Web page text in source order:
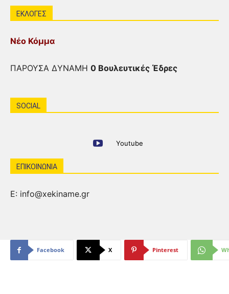
ΕΚΛΟΓΕΣ
Νέο Κόμμα
ΠΑΡΟΥΣΑ ΔΥΝΑΜΗ 0 Βουλευτικές Έδρες
SOCIAL
Youtube
ΕΠΙΚΟΙΝΩΝΙΑ
Ε: info@xekiname.gr
Facebook X Pinterest